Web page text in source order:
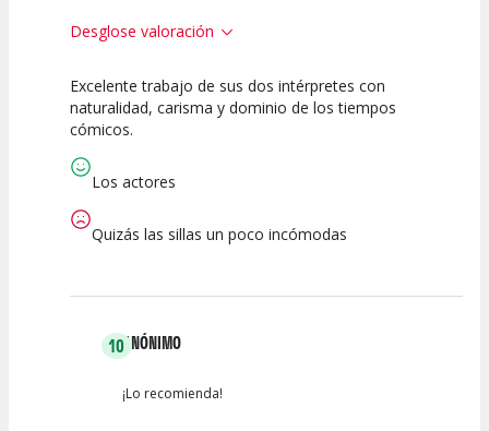
Desglose valoración
10
Calidad del
10 10
Excelente trabajo de sus dos intérpretes con
naturalidad, carisma y dominio de los tiempos
cómicos.
Los actores
Quizás las sillas un poco incómodas
10ANÓNIMO
¡Lo recomienda!